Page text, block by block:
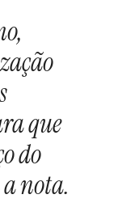
que
do
nota.